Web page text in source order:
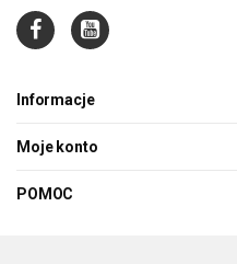
Informacje
Moje konto
POMOC